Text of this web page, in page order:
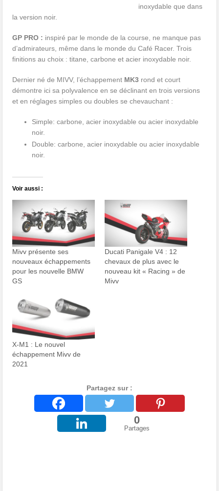
inoxydable que dans
la version noir.
GP PRO : inspiré par le monde de la course, ne manque pas
d’admirateurs, même dans le monde du Café Racer. Trois
finitions au choix : titane, carbone et acier inoxydable noir.
Dernier né de MIVV, l’échappement MK3 rond et court
démontre ici sa polyvalence en se déclinant en trois versions
et en réglages simples ou doubles se chevauchant :
Simple: carbone, acier inoxydable ou acier inoxydable
noir.
Double: carbone, acier inoxydable ou acier inoxydable
noir.
Voir aussi :
Mivv présente ses
nouveaux échappements
pour les nouvelle BMW
GS
Ducati Panigale V4 : 12
chevaux de plus avec le
nouveau kit « Racing » de
Mivv
X-M1 : Le nouvel
échappement Mivv de
2021
Partagez sur :
0
Partages